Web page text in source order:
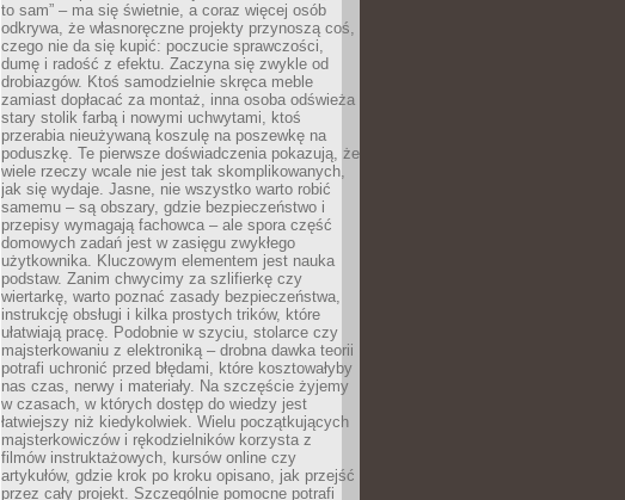
to sam” – ma się świetnie, a coraz więcej osób
odkrywa, że własnoręczne projekty przynoszą coś,
czego nie da się kupić: poczucie sprawczości,
dumę i radość z efektu. Zaczyna się zwykle od
drobiazgów. Ktoś samodzielnie skręca meble
zamiast dopłacać za montaż, inna osoba odświeża
stary stolik farbą i nowymi uchwytami, ktoś
przerabia nieużywaną koszulę na poszewkę na
poduszkę. Te pierwsze doświadczenia pokazują, że
wiele rzeczy wcale nie jest tak skomplikowanych,
jak się wydaje. Jasne, nie wszystko warto robić
samemu – są obszary, gdzie bezpieczeństwo i
przepisy wymagają fachowca – ale spora część
domowych zadań jest w zasięgu zwykłego
użytkownika. Kluczowym elementem jest nauka
podstaw. Zanim chwycimy za szlifierkę czy
wiertarkę, warto poznać zasady bezpieczeństwa,
instrukcję obsługi i kilka prostych trików, które
ułatwiają pracę. Podobnie w szyciu, stolarce czy
majsterkowaniu z elektroniką – drobna dawka teorii
potrafi uchronić przed błędami, które kosztowałyby
nas czas, nerwy i materiały. Na szczęście żyjemy
w czasach, w których dostęp do wiedzy jest
łatwiejszy niż kiedykolwiek. Wielu początkujących
majsterkowiczów i rękodzielników korzysta z
filmów instruktażowych, kursów online czy
artykułów, gdzie krok po kroku opisano, jak przejść
przez cały projekt. Szczególnie pomocne potrafi